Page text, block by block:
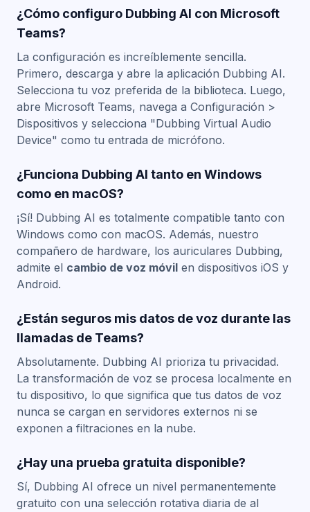
¿Cómo configuro Dubbing AI con Microsoft
Teams?
La configuración es increíblemente sencilla.
Primero, descarga y abre la aplicación Dubbing AI.
Selecciona tu voz preferida de la biblioteca. Luego,
abre Microsoft Teams, navega a Configuración >
Dispositivos y selecciona "Dubbing Virtual Audio
Device" como tu entrada de micrófono.
¿Funciona Dubbing AI tanto en Windows
como en macOS?
¡Sí! Dubbing AI es totalmente compatible tanto con
Windows como con macOS. Además, nuestro
compañero de hardware, los auriculares Dubbing,
admite el cambio de voz móvil en dispositivos iOS y
Android.
¿Están seguros mis datos de voz durante las
llamadas de Teams?
Absolutamente. Dubbing AI prioriza tu privacidad.
La transformación de voz se procesa localmente en
tu dispositivo, lo que significa que tus datos de voz
nunca se cargan en servidores externos ni se
exponen a filtraciones en la nube.
¿Hay una prueba gratuita disponible?
Sí, Dubbing AI ofrece un nivel permanentemente
gratuito con una selección rotativa diaria de al